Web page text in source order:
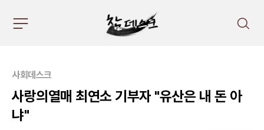
검
주
스
메
뉴
펼
치
기
사회데스크
사랑의열매 최연소 기부자 "유산은 내 돈 아
냐"